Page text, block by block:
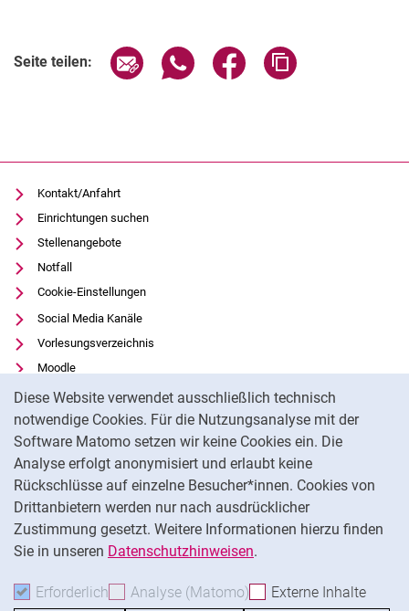
Diese Website verwendet ausschließlich technisch
notwendige Cookies. Für die Nutzungsanalyse mit der
Software Matomo setzen wir keine Cookies ein. Die
Analyse erfolgt anonymisiert und erlaubt keine
Rückschlüsse auf einzelne Besucher*innen. Cookies von
Drittanbietern werden nur nach ausdrücklicher
Zustimmung gesetzt. Weitere Informationen hierzu finden
Sie in unseren Datenschutzhinweisen.
Erforderlich Erforderliche Cookies akzeptieren
Analyse (Matomo) Analyse-Cookies
Externe Inhalte
Seite teilen: Seite über E-Mail teilen
Seite über WhatsApp teilen
Seite über Facebook
Kontakt/Anfahrt
Einrichtungen suchen
Stellenangebote
Notfall
Cookie-Einstellungen
Social Media Kanäle
Vorlesungsverzeichnis
Moodle
Panopto
Universitätsbibliothek
Datenschutz
Barrierefreiheit
Transparenter KI-Einsatz